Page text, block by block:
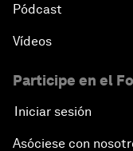
Pódcast
Vídeos
Participe en el
Iniciar sesión
Asóciese con